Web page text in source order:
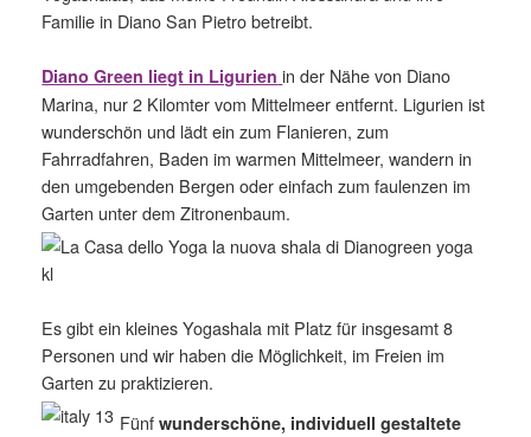
Familie in Diano San Pietro betreibt.
Diano Green liegt in Ligurien in der Nähe von Diano
Marina, nur 2 Kilomter vom Mittelmeer entfernt. Ligurien ist
wunderschön und lädt ein zum Flanieren, zum
Fahrradfahren, Baden im warmen Mittelmeer, wandern in
den umgebenden Bergen oder einfach zum faulenzen im
Garten unter dem Zitronenbaum.
Es gibt ein kleines Yogashala mit Platz für insgesamt 8
Personen und wir haben die Möglichkeit, im Freien im
Garten zu praktizieren.
Fünfwunderschöne, individuell gestaltete